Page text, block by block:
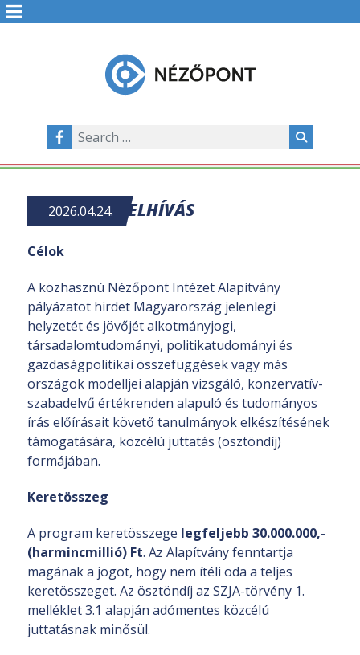
PÁLYÁZATI FELHÍVÁS
2026.04.24.
Célok
A közhasznú Nézőpont Intézet Alapítvány
pályázatot hirdet Magyarország jelenlegi
helyzetét és jövőjét alkotmányjogi,
társadalomtudományi, politikatudományi és
gazdaságpolitikai összefüggések vagy más
országok modelljei alapján vizsgáló, konzervatív-
szabadelvű értékrenden alapuló és tudományos
írás előírásait követő tanulmányok elkészítésének
támogatására, közcélú juttatás (ösztöndíj)
formájában.
Keretösszeg
A program keretösszege legfeljebb 30.000.000,-
(harmincmillió) Ft. Az Alapítvány fenntartja
magának a jogot, hogy nem ítéli oda a teljes
keretösszeget. Az ösztöndíj az SZJA-törvény 1.
melléklet 3.1 alapján adómentes közcélú
juttatásnak minősül.